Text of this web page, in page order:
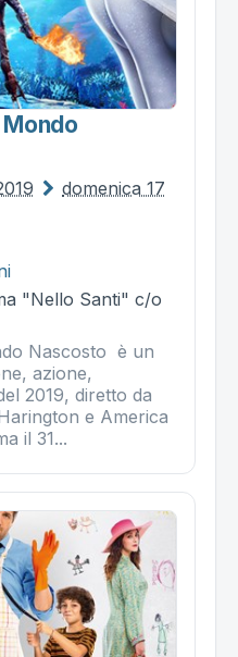
domenica 17
"Nello Santi" c/o
Nascosto è un
azione,
2019, diretto da
e America
il 31...